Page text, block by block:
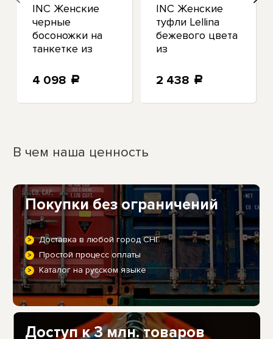
INC Женские
черные
босоножки на
танкетке из
замши Maisie 9
BHFO 5456
4 098 a
INC Женские
туфли Lellina
бежевого цвета
из
кожи на
(B,M) BHFO 7969
2 438 a
В чем наша ценность
Покупки без ограничений
Доставка в любой город СНГ
Простой процесс оплаты
Каталог на русском языке
Доступ к 3 млн. товаров